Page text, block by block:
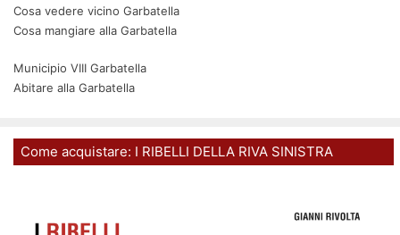
Cosa vedere vicino Garbatella
Cosa mangiare alla Garbatella
Municipio VIII Garbatella
Abitare alla Garbatella
Come acquistare: I RIBELLI DELLA RIVA SINISTRA